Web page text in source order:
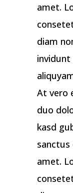
amet.
diam
At vero
duo
kasd
amet.